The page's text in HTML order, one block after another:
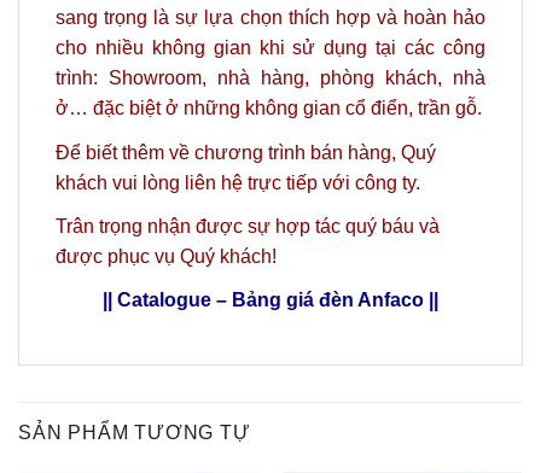
sang trọng là sự lựa chọn thích hợp và hoàn hảo
cho nhiều không gian khi sử dụng tại các công
trình: Showroom, nhà hàng, phòng khách, nhà
ở… đặc biệt ở những không gian cổ điển, trần gỗ.
Để biết thêm về chương trình bán hàng, Quý
khách vui lòng liên hệ trực tiếp với công ty.
Trân trọng nhận được sự hợp tác quý báu và
được phục vụ Quý khách!
Catalogue – Bảng giá đèn Anfaco
SẢN PHẨM TƯƠNG TỰ